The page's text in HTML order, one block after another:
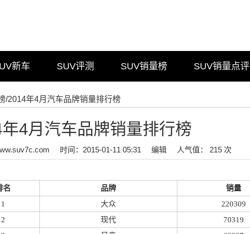
新车 SUV评测 SUV销量榜 SUV销量点评
/2014年4月汽车品牌销量排行榜
4月汽车品牌销量排行榜
时间：2015-01-11 05:31 编辑 人气值： 215 次
名 品牌
销量
1
大众
220309
2
现代
70319